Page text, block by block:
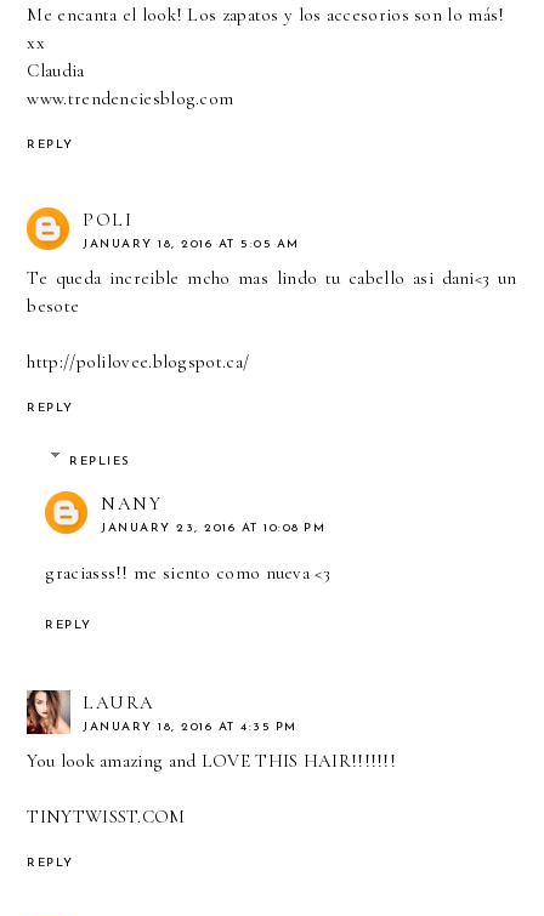
Me encanta el look! Los zapatos y los accesorios son lo más!
xx
Claudia
www.trendenciesblog.com
REPLY
POLI
JANUARY 18, 2016 AT 5:05 AM
Te queda increible mcho mas lindo tu cabello asi dani<3 un
besote
http://polilovee.blogspot.ca/
REPLY
REPLIES
NANY
JANUARY 23, 2016 AT 10:08 PM
graciasss!! me siento como nueva <3
REPLY
LAURA
JANUARY 18, 2016 AT 4:35 PM
You look amazing and LOVE THIS HAIR!!!!!!!
TINYTWISST.COM
REPLY